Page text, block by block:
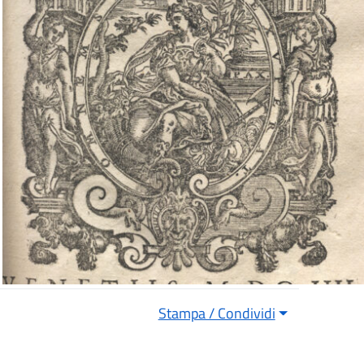
Stampa / Condividi